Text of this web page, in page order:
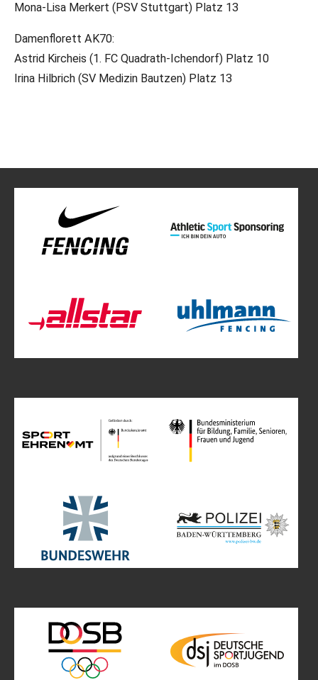
Mona-Lisa Merkert (PSV Stuttgart) Platz 13
Damenflorett AK70:
Astrid Kircheis (1. FC Quadrath-Ichendorf) Platz 10
Irina Hilbrich (SV Medizin Bautzen) Platz 13